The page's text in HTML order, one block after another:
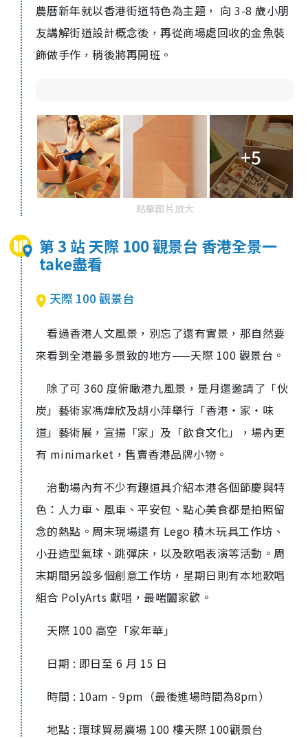
農曆新年就以香港街道特色為主題， 向 3-8 歲小朋
友講解街道設計概念後，再從商場處回收的金魚裝
飾做手作，稍後將再開班。
+5
點擊圖片放大
第 3 站 天際 100 觀景台 香港全景一
take盡看
天際 100 觀景台
看過香港人文風景，別忘了還有實景，那自然要
來看到全港最多景致的地方——天際 100 觀景台。
除了可 360 度俯瞰港九風景，是月還邀請了「伙
炭」藝術家馮煒欣及胡小萍舉行「香港‧家‧味
道」藝術展，宣揚「家」及「飲食文化」，場內更
有 minimarket，售賣香港品牌小物。
治動場內有不少有趣道具介紹本港各個節慶與特
色：人力車、風車、平安包、點心美食都是拍照留
念的熱點。周末現場還有 Lego 積木玩具工作坊、
小丑造型氣球、跳彈床，以及歌唱表演等活動。周
末期間另設多個創意工作坊，星期日則有本地歌唱
組合 PolyArts 獻唱，最啱闔家歡。
天際 100 高空「家年華」
日期 : 即日至 6 月 15 日
時間 : 10am - 9pm（最後進場時間為8pm）
地點 : 環球貿易廣場 100 樓天際 100觀景台